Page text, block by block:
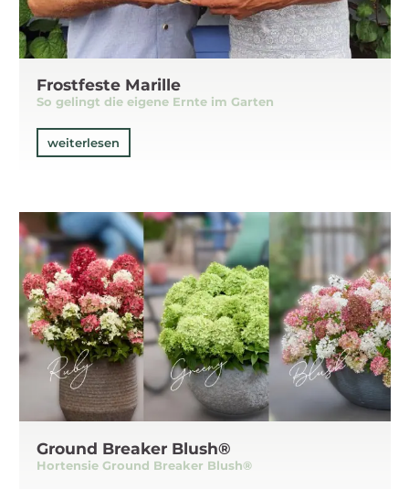
Frostfeste Marille
So gelingt die eigene Ernte im Garten
weiterlesen
Ground Breaker Blush®
Hortensie Ground Breaker Blush®